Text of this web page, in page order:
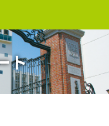
ト